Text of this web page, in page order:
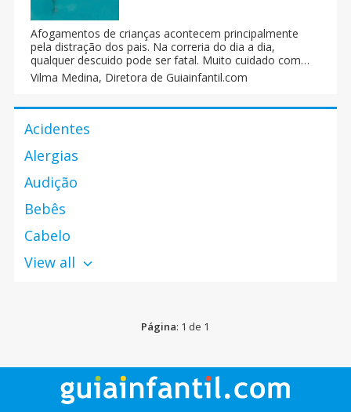
Afogamentos de crianças acontecem principalmente
pela distração dos pais. Na correria do dia a dia,
qualquer descuido pode ser fatal. Muito cuidado com
baldes, tanques, banheiras, piscinas. A criança pode se
afogar até em cinco centímetros de água.
Vilma Medina, Diretora de Guiainfantil.com
Acidentes
Alergias
Audição
Bebês
Cabelo
View all
Página: 1 de 1